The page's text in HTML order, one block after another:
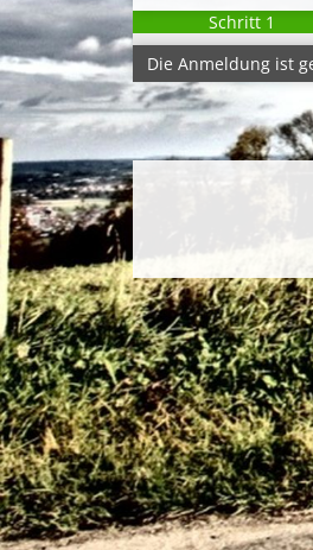
Schritt 1
Die Anmeldung ist